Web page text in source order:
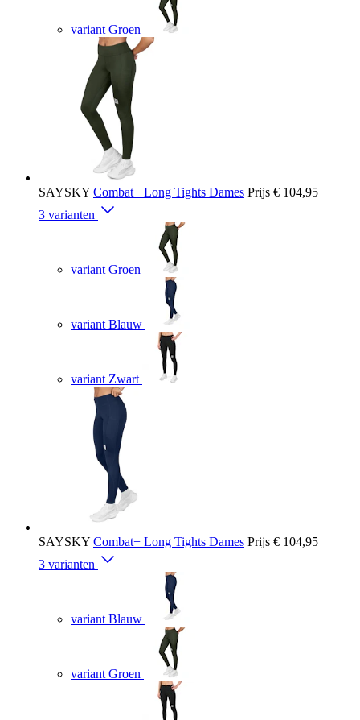
variant Groen
SAYSKY Combat+ Long Tights Dames Prijs € 104,95
3 varianten
variant Groen
variant Blauw
variant Zwart
SAYSKY Combat+ Long Tights Dames Prijs € 104,95
3 varianten
variant Blauw
variant Groen